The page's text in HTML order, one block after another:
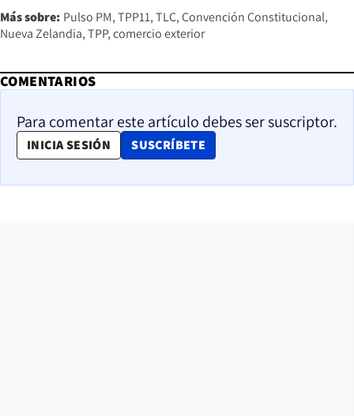
Más sobre: Pulso PM TPP11 TLC Convención Constitucional
Nueva Zelandia TPP comercio exterior
COMENTARIOS
Para comentar este artículo debes ser suscriptor.
INICIA SESIÓN SUSCRÍBETE
OPENS IN NEW WINDOW